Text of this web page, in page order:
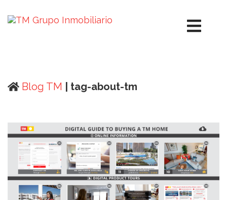
Blog TM | tag-about-tm